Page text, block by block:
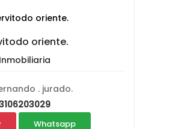
oriente.
Inmobiliaria
. jurado.
Whatsapp